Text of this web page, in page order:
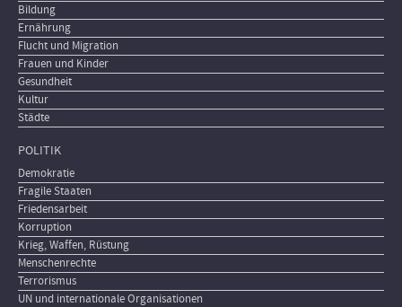
Bildung
Ernährung
Flucht und Migration
Frauen und Kinder
Gesundheit
Kultur
Städte
POLITIK
Demokratie
Fragile Staaten
Friedensarbeit
Korruption
Krieg, Waffen, Rüstung
Menschenrechte
Terrorismus
UN und internationale Organisationen